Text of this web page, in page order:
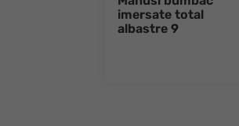
imersate total
albastre 9